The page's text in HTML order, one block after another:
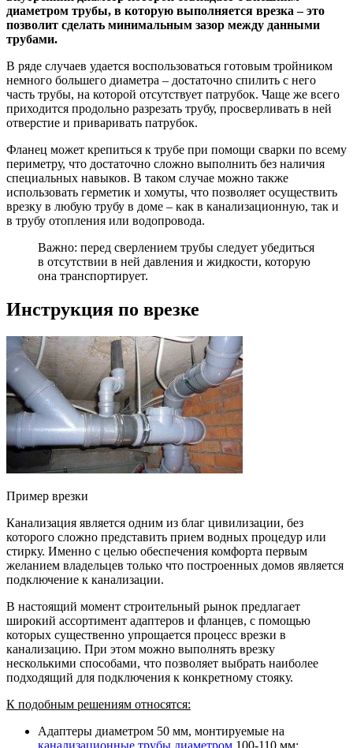
диаметром трубы, в которую выполняется врезка – это
позволит сделать минимальным зазор между данными
трубами.
В ряде случаев удается воспользоваться готовым тройником
немного большего диаметра – достаточно спилить с него
часть трубы, на которой отсутствует патрубок. Чаще же всего
приходится продольно разрезать трубу, просверливать в ней
отверстие и приваривать патрубок.
Фланец может крепиться к трубе при помощи сварки по всему
периметру, что достаточно сложно выполнить без наличия
специальных навыков. В таком случае можно также
использовать герметик и хомуты, что позволяет осуществить
врезку в любую трубу в доме – как в канализационную, так и
в трубу отопления или водопровода.
Важно: перед сверлением трубы следует убедиться
в отсутствии в ней давления и жидкости, которую
она транспортирует.
Инструкция по врезке
Пример врезки
Канализация является одним из благ цивилизации, без
которого сложно представить прием водных процедур или
стирку. Именно с целью обеспечения комфорта первым
желанием владельцев только что построенных домов является
подключение к канализации.
В настоящий момент строительный рынок предлагает
широкий ассортимент адаптеров и фланцев, с помощью
которых существенно упрощается процесс врезки в
канализацию. При этом можно выполнять врезку
несколькими способами, что позволяет выбрать наиболее
подходящий для подключения к конкретному стояку.
К подобным решениям относятся:
Адаптеры диаметром 50 мм, монтируемые на
канализационные трубы диаметром 100-110 мм;